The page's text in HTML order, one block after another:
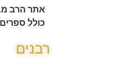
אתר הרב
כולל
רבנים